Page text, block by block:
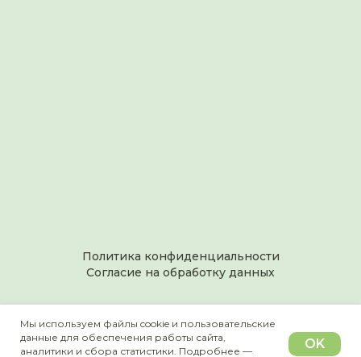
Политика конфиденциальности
Согласие на обработку данных
2013-2025
ИП Ощепкова Наталья Васильевна
Мы используем файлы cookie и пользовательские
данные для обеспечения работы сайта,
аналитики и сбора статистики. Подробнее —
OK